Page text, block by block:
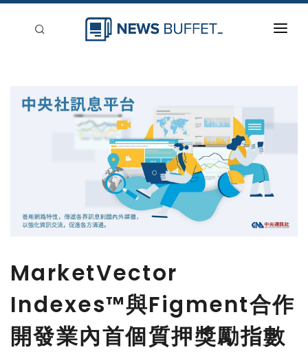
MarketVector
Indexes™與Figment合作
開發業內首個質押獎勵指數